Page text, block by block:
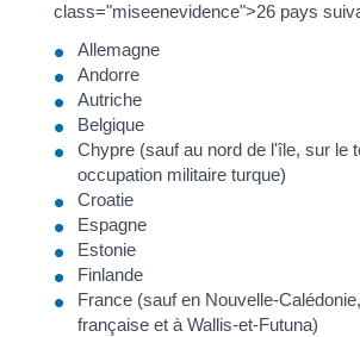
class="miseenevidence">26 pays
Allemagne
Andorre
Autriche
Belgique
Chypre (sauf au nord de l'île, sur le
occupation militaire turque)
Croatie
Espagne
Estonie
Finlande
France (sauf en Nouvelle-
française et à Wallis-et-Futuna)